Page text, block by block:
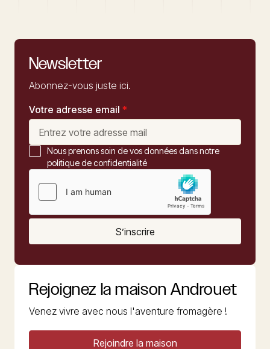
Newsletter
Abonnez-vous juste ici.
Votre adresse email *
Nous prenons soin de vos données dans notre
politique de confidentialité
S’inscrire
Rejoignez la maison Androuet
Venez vivre avec nous l'aventure fromagère !
Rejoindre la maison